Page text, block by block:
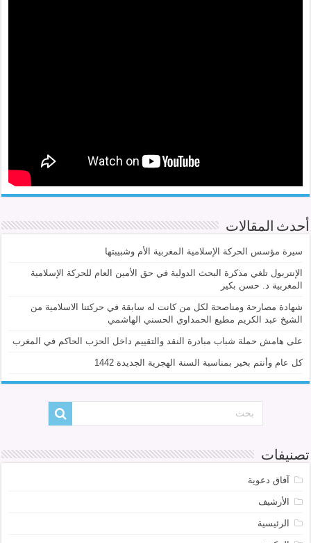
أحدث المقالات
سيرة مؤسس الحركة الإسلامية المغربية الأم وشبيبتها
الإنتربول تلغي مذكرة البحث الدولية في حق الأمين العام للحركة الإسلامية
المغربية د. حسن بكير
شهادة مصارحة ومناصحة لكل من كانت له سابقة في حركتنا الاسلامية من
الشيخ عبد الكريم مطيع الحمداوي الحسني الهاشمي
على هامش حملة شباب مبادرة النقد والتقييم داخل الحزب الحاكم في المغرب
كل عام وأنتم بخير بمناسبة السنة الهجرية الجديدة 1442
تصنيفات
آفاق دعوية
الأرشيف
الرئيسية